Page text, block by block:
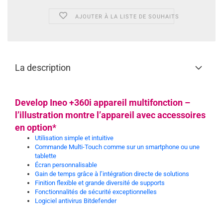
AJOUTER À LA LISTE DE SOUHAITS
La description
Develop Ineo +360i appareil multifonction –
l’illustration montre l’appareil avec accessoires
en option*
Utilisation simple et intuitive
Commande Multi-Touch comme sur un smartphone ou une
tablette
Écran personnalisable
Gain de temps grâce à l’intégration directe de solutions
Finition flexible et grande diversité de supports
Fonctionnalités de sécurité exceptionnelles
Logiciel antivirus Bitdefender